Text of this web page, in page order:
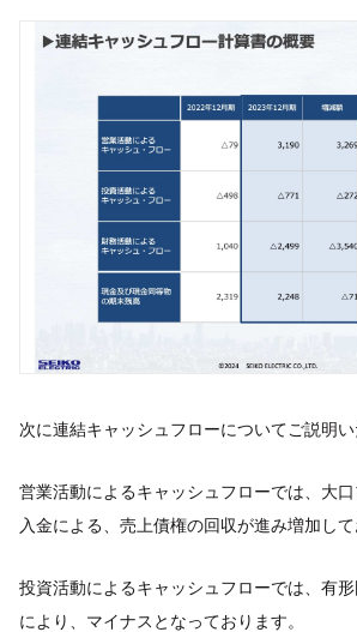
次に連結キャッシュフローについてご説明い
営業活動によるキャッシュフローでは、大
入金による、売上債権の回収が進み増加して
投資活動によるキャッシュフローでは、有
により、マイナスとなっております。